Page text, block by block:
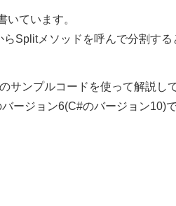
ています。
Splitメソッドを呼んで分割する
サンプルコードを使って解説し
ージョン6(C#のバージョン10)